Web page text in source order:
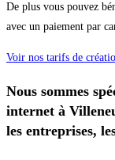
De plus vous pouvez
avec un paiement par
Voir nos tarifs de
Nous sommes
internet à
les entreprises,